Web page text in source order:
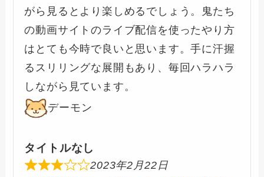
がら見るとより楽しめるでしょう。鬼たち
の動画サイトのライブ配信を使ったやり方
はとても今時で良いと思います。手に汗握
るスリリングな展開もあり、毎回ハラハラ
しながら見ています。
デーモン
タイトルなし
2023年2月22日